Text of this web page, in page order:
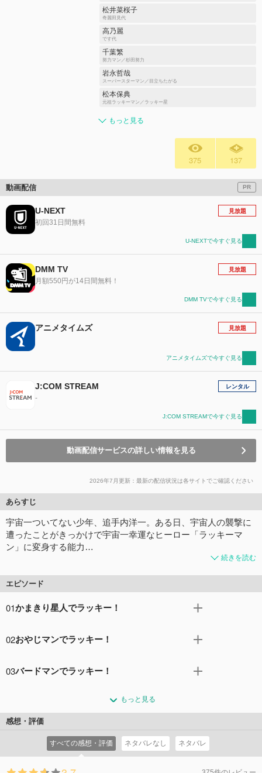
松井菜桜子
奇麗田見代
高乃麗
です代
千葉繁
努力マン／杉田努力
岩永哲哉
スーパースターマン／目立ちたがる
松本保典
元祖ラッキーマン／ラッキー星
もっと見る
375 137
動画配信 PR
U-NEXT
初回31日間無料
見放題
U-NEXTで今すぐ見る
DMM TV
月額550円が14日間無料！
見放題
DMM TVで今すぐ見る
アニメタイムズ 見放題
アニメタイムズで今すぐ見る
J:COM STREAM
-
レンタル
J:COM STREAMで今すぐ見る
動画配信サービスの詳しい情報を見る
2026年7月更新：最新の配信状況は各サイトでご確認ください
あらすじ
宇宙一ついてない少年、追手内洋一。ある日、宇宙人の襲撃に
遭ったことがきっかけで宇宙一幸運なヒーロー「ラッキーマ
ン」に変身する能力…
続きを読む
エピソード
01かまきり星人でラッキー！
なり落ちてきたUFOの下敷きになって死んじゃったよ～。
ッキー！よーし、早速、かまきり星人からみっちゃんを助
02おやじマンでラッキー！
いた。おまけに、です代と一緒の保健委員にされていて、
ことに、学校が火事になってしまった。その火事の犯人
は、宇宙からやってきた「地震・雷・火事・おやじマ
ン」！洋一はラッキーマンに変身し、相変わらずのラッキ
ーで戦うが、おやじマンの怒りの「稲妻ドッカーン攻撃」
の影響で現れた黒雲にラッキーの源であるラッキー星を隠
03バードマンでラッキー！
く遅刻はしたものの、みっちゃんの隣に座れて珍しく朝か
らラッキーな予感の洋一。そして、今こそラブレターを渡
酔ってしまったです代を介抱しなければならなくなり、や
っぱりツイてない。おまけに山では、みっちゃんとです代
がバードマンに捕まる始末。です代はともかくみっちゃん
もっと見る
感想・評価
すべての感想・評価 ネタバレなし ネタバレ